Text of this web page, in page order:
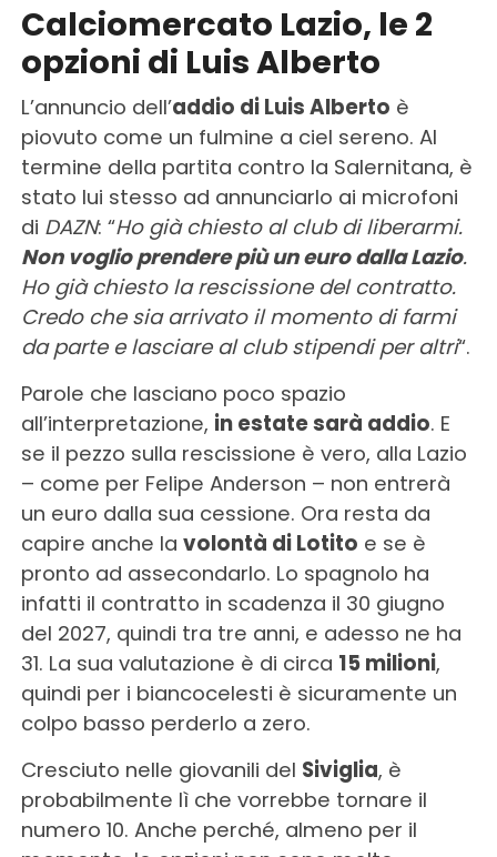
Calciomercato Lazio, le 2
opzioni di Luis Alberto
L’annuncio dell’addio di Luis Alberto è
piovuto come un fulmine a ciel sereno. Al
termine della partita contro la Salernitana, è
stato lui stesso ad annunciarlo ai microfoni
di DAZN: “Ho già chiesto al club di liberarmi.
Nonvoglio prendere più un euro dalla Lazio.
Ho già chiesto la rescissione del contratto.
Credo che sia arrivato il momento di farmi
da parte e lasciare al club stipendi per altri“.
Parole che lasciano poco spazio
all’interpretazione, in estate sarà addio. E
se il pezzo sulla rescissione è vero, alla Lazio
– come per Felipe Anderson – non entrerà
un euro dalla sua cessione. Ora resta da
capire anche la volontà di Lotito e se è
pronto ad assecondarlo. Lo spagnolo ha
infatti il contratto in scadenza il 30 giugno
del 2027, quindi tra tre anni, e adesso ne ha
31. La sua valutazione è di circa 15 milioni,
quindi per i biancocelesti è sicuramente un
colpo basso perderlo a zero.
Cresciuto nelle giovanili del Siviglia, è
probabilmente lì che vorrebbe tornare il
numero 10. Anche perché, almeno per il